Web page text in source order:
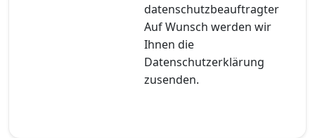
datenschutzbeauftragter
Auf Wunsch werden wir
Ihnen die
Datenschutzerklärung
zusenden.